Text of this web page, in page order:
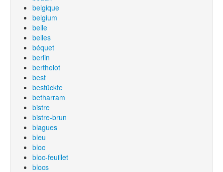
belgique
belgium
belle
belles
béquet
berlin
berthelot
best
bestückte
betharram
bistre
bistre-brun
blagues
bleu
bloc
bloc-feuillet
blocs